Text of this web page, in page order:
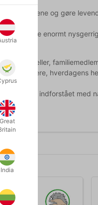
let at betjene og gøre
måske enormt
hverdagens
den helt indforstået med
Great
India